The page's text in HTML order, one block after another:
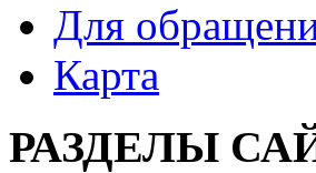
Для
Карта
РАЗДЕЛЫ